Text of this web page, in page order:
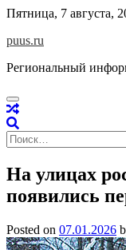
Skip
content
Пятница, 7 августа,
puus.ru
Региональный
Найти:
На улицах
появились
Posted on 07.01.2026